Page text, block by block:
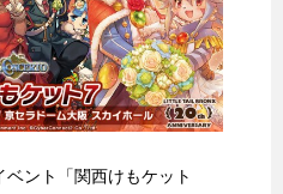
ント「関西けもケット